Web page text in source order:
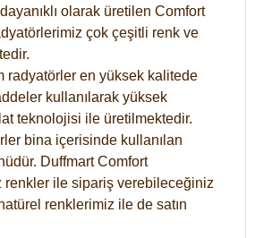
olarak üretilen Comfort
çok çeşitli renk ve
radyatörler en yüksek kalitede
kullanılarak yüksek
teknolojisi ile üretilmektedir.
bina içerisinde kullanılan
Duffmart Comfort
renkler ile sipariş verebileceğiniz
renklerimiz ile de satın